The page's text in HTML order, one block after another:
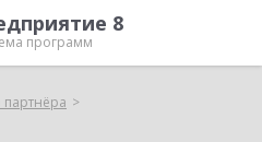
8
программ